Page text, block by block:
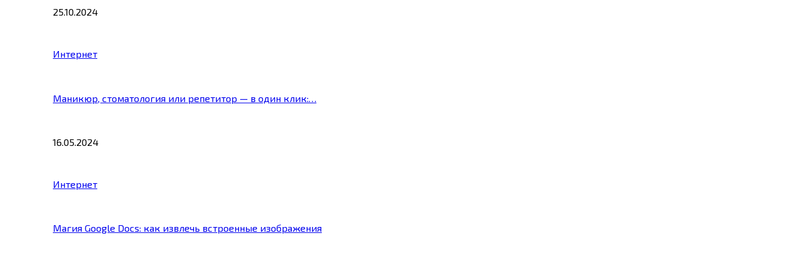
25.10.2024
Интернет
Маникюр, стоматология или репетитор — в один клик:…
16.05.2024
Интернет
Магия Google Docs: как извлечь встроенные изображения